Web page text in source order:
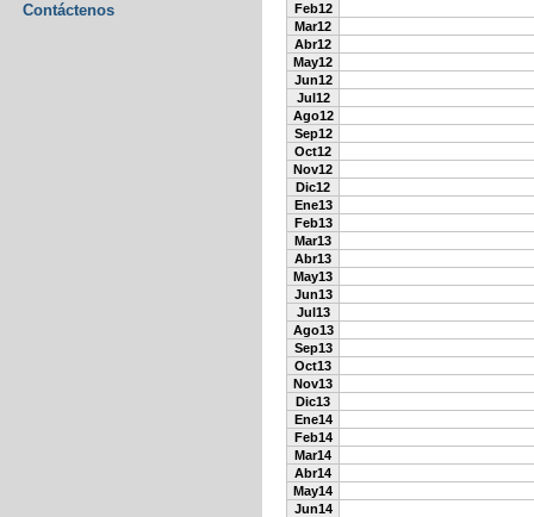
Contáctenos
Feb12
Mar12
Abr12
May12
Jun12
Jul12
Ago12
Sep12
Oct12
Nov12
Dic12
Ene13
Feb13
Mar13
Abr13
May13
Jun13
Jul13
Ago13
Sep13
Oct13
Nov13
Dic13
Ene14
Feb14
Mar14
Abr14
May14
Jun14